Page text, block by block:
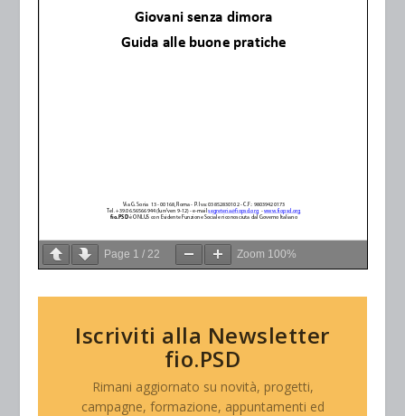
Page 1 / 22 Zoom 100%
Iscriviti alla Newsletter
fio.PSD
Rimani aggiornato su novità, progetti,
campagne, formazione, appuntamenti ed